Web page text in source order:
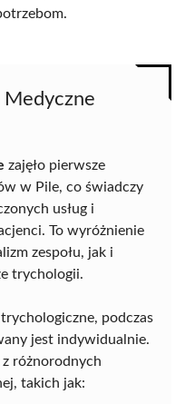
zajęło pierwsze
w Pile, co świadczy
usług i
To wyróżnienie
zespołu, jak i
trychologii.
podczas
jest indywidualnie.
różnorodnych
takich jak: